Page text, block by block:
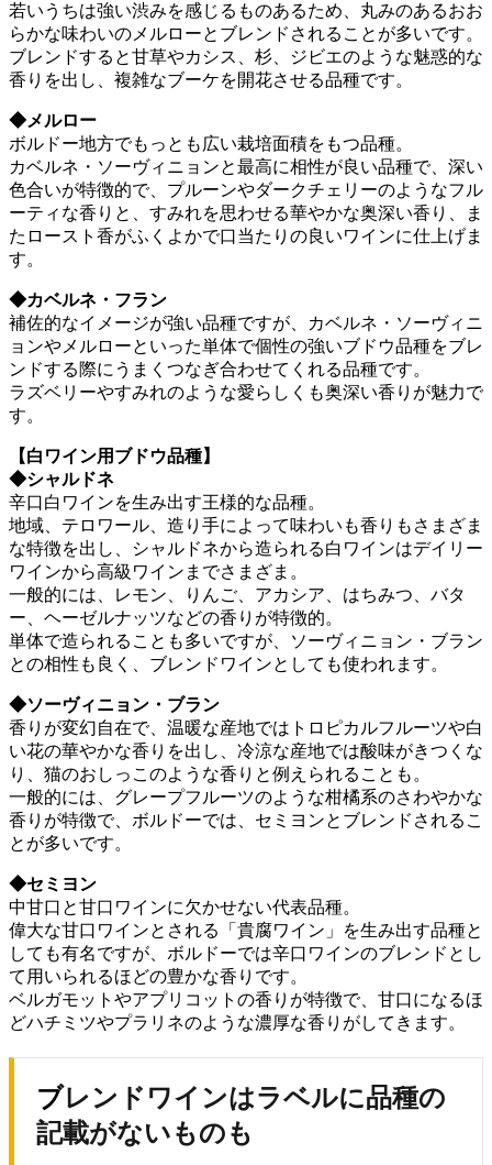
若いうちは強い渋みを感じるものあるため、丸みのあるおお
らかな味わいのメルローとブレンドされることが多いです。
ブレンドすると甘草やカシス、杉、ジビエのような魅惑的な
香りを出し、複雑なブーケを開花させる品種です。
◆メルロー
ボルドー地方でもっとも広い栽培面積をもつ品種。
カベルネ・ソーヴィニョンと最高に相性が良い品種で、深い
色合いが特徴的で、プルーンやダークチェリーのようなフル
ーティな香りと、すみれを思わせる華やかな奥深い香り、ま
たロースト香がふくよかで口当たりの良いワインに仕上げま
す。
◆カベルネ・フラン
補佐的なイメージが強い品種ですが、カベルネ・ソーヴィニ
ョンやメルローといった単体で個性の強いブドウ品種をブレ
ンドする際にうまくつなぎ合わせてくれる品種です。
ラズベリーやすみれのような愛らしくも奥深い香りが魅力で
す。
【白ワイン用ブドウ品種】
◆シャルドネ
辛口白ワインを生み出す王様的な品種。
地域、テロワール、造り手によって味わいも香りもさまざま
な特徴を出し、シャルドネから造られる白ワインはデイリー
ワインから高級ワインまでさまざま。
一般的には、レモン、りんご、アカシア、はちみつ、バタ
ー、ヘーゼルナッツなどの香りが特徴的。
単体で造られることも多いですが、ソーヴィニョン・ブラン
との相性も良く、ブレンドワインとしても使われます。
◆ソーヴィニョン・ブラン
香りが変幻自在で、温暖な産地ではトロピカルフルーツや白
い花の華やかな香りを出し、冷涼な産地では酸味がきつくな
り、猫のおしっこのような香りと例えられることも。
一般的には、グレープフルーツのような柑橘系のさわやかな
香りが特徴で、ボルドーでは、セミヨンとブレンドされるこ
とが多いです。
◆セミヨン
中甘口と甘口ワインに欠かせない代表品種。
偉大な甘口ワインとされる「貴腐ワイン」を生み出す品種と
しても有名ですが、ボルドーでは辛口ワインのブレンドとし
て用いられるほどの豊かな香りです。
ベルガモットやアプリコットの香りが特徴で、甘口になるほ
どハチミツやプラリネのような濃厚な香りがしてきます。
ブレンドワインはラベルに品種の
記載がないものも